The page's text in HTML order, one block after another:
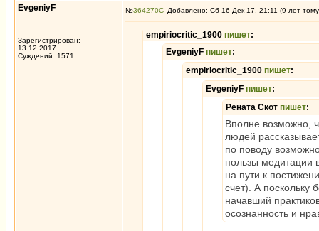
EvgeniyF
Зарегистрирован:
13.12.2017
Суждений: 1571
№364270 Добавлено: Сб 16 Дек 17, 21:11 (9 лет
empiriocritic_1900 пишет:
EvgeniyF пишет:
empiriocritic_1900 пишет:
EvgeniyF пишет:
Рената Скот пишет:
Вполне возможно,
людей
по поводу
пользы медитации
на пути к
счет). А поскольку
начавший
осознанность и